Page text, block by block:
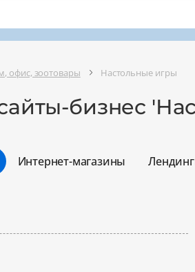
офис, зоотовары Настольные игры
бизнес
Интернет-магазины